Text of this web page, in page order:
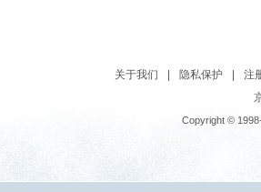
关于我们 隐私保护
注
Copyright ©